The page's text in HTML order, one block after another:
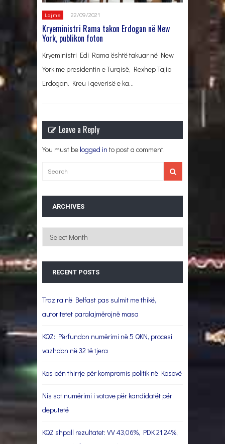
Lajme 22/09/2021
Kryeministri Rama takon Erdogan në New
York, publikon foton
Kryeministri Edi Rama është takuar në New
York me presidentin e Turqisë, Rexhep Tajip
Erdogan. Kreu i qeverisë e ka…
Leave a Reply
You must be logged in to post a comment.
ARCHIVES
Archives
RECENT POSTS
Trazira në Belfast pas sulmit me thikë,
autoritetet paralajmërojnë masa
KQZ: Përfundon numërimi në 5 QKN, procesi
vazhdon në 32 të tjera
Kos bën thirrje për kompromis politik në Kosovë
Nis sot numërimi i votave për kandidatët për
deputetë
KQZ shpall rezultatet: VV 43,06%, PDK 21,24%,